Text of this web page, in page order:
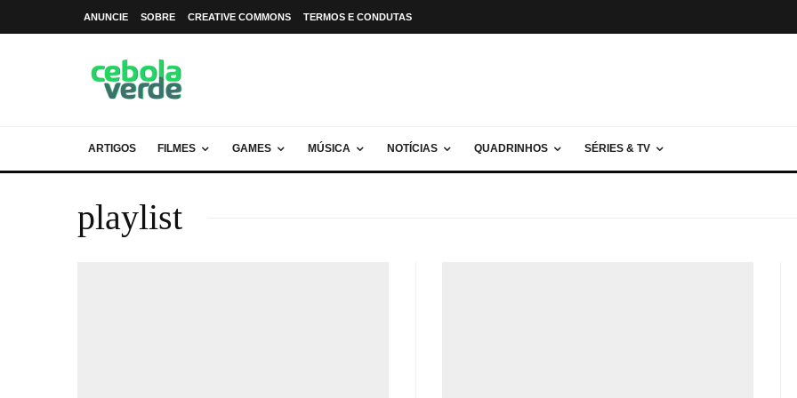
ANUNCIE SOBRE CREATIVE COMMONS TERMOS E CONDUTAS
ARTIGOS FILMES GAMES MÚSICA NOTÍCIAS QUADRINHOS SÉRIES & TV
playlist